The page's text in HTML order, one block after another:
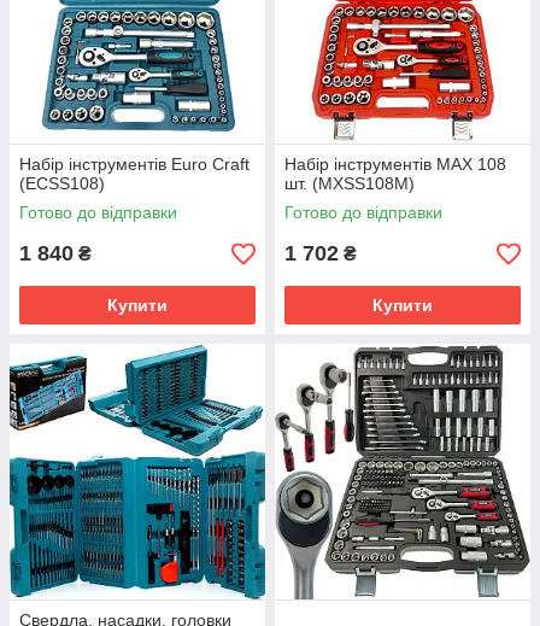
Набір інструментів Euro Craft
(ECSS108)
Готово до відправки
1 840 ₴
Купити
Набір інструментів MAX 108
шт. (MXSS108M)
Готово до відправки
1 702 ₴
Купити
Свердла, насадки, головки